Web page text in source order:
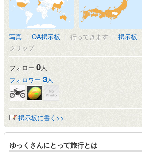
写真 | QA掲示板 | 行ってきます | 掲示板
クリップ
フォロー 0人
フォロワー 3人
掲示板に書く>>
ゆっくさんにとって旅行とは